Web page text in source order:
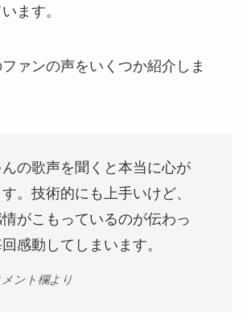
ます。
ァンの声をいくつか紹介しま
の歌声を聞くと本当に心が
。技術的にも上手いけど、
がこもっているのが伝わっ
感動してしまいます。
ント欄より